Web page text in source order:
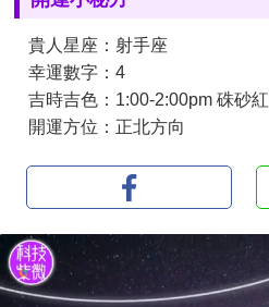
貴人星座：射手座
幸運數字：4
吉時吉色：1:00-2:00pm 硃砂紅
開運方位：正北方向